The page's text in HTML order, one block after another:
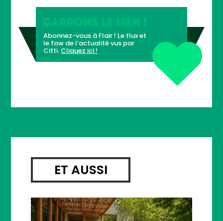
GARDONS LE LIEN !
Abonnez-vous à Flair ! Le flux et
le fow de l’actualité vus par
Citti. Cliquez ici !
ET AUSSI